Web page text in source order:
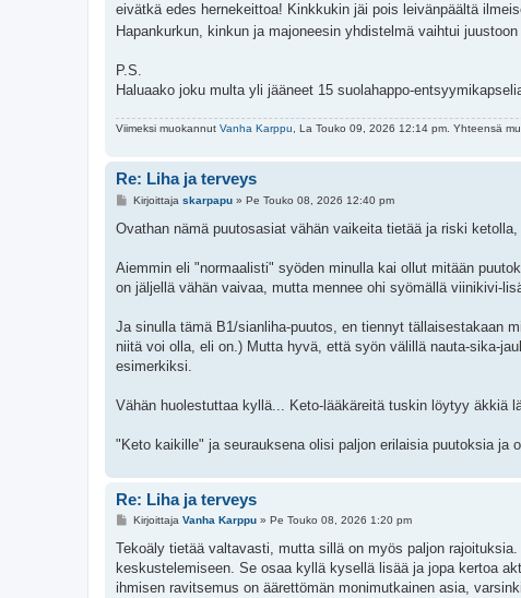
eivätkä edes hernekeittoa! Kinkkukin jäi pois leivänpäältä
Hapankurkun, kinkun ja majoneesin yhdistelmä vaihtui
P.S.
Haluaako joku multa yli jääneet 15 suolahappo-
Viimeksi muokannut Vanha Karppu , La Touko 09, 2026 12:14 pm. Yhteensä
Re: Liha ja terveys
V
e
i
Kirjoittaja skarpapu» Pe Touko 08, 2026 12:40 pm
Ovathan nämä puutosasiat vähän vaikeita tietää ja riski ketolla,
Aiemmin eli "normaalisti" syöden minulla kai ollut mitään
on jäljellä vähän vaivaa, mutta mennee ohi syömällä viinikivi-
Ja sinulla tämä B1/sianliha-puutos, en tiennyt tällaisestakaan
niitä voi olla, eli on.) Mutta hyvä, että syön välillä nauta-sika-
esimerkiksi.
Vähän huolestuttaa kyllä... Keto-lääkäreitä tuskin löytyy äkkiä
"Keto kaikille" ja seurauksena olisi paljon erilaisia puutoksia ja
Re: Liha ja terveys
V
e
t
i
Kirjoittaja Vanha Karppu» Pe Touko 08, 2026 1:20 pm
Tekoäly tietää valtavasti, mutta sillä on myös paljon
keskustelemiseen. Se osaa kyllä kysellä lisää ja jopa kertoa
ihmisen ravitsemus on äärettömän monimutkainen asia,